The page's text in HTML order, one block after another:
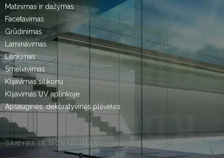
Matinimas ir dažymas
Facetavimas
Grūdinimas
Laminavimas
Lenkimas
Smėliavimas
Klijavimas silikonu
Klijavimas UV aplinkoje
Apsauginės, dekoratyvinės plėvelės
GAMYBA IR MONTAVIMAS